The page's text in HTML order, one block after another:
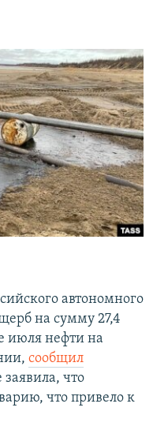
автономного
на сумму 27,4
июля нефти на
сообщил
что
что привело к